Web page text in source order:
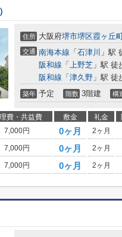
住所 大阪府堺市堺区霞ヶ丘
交通 南海本線 「 石津川 」駅
阪和線 「 上野芝 」駅 徒
阪和線 「 津久野 」駅 徒
築年 予定 階数 3階建 構
費・共益費 敷金 礼金
7,000円 0ヶ月 2ヶ月
7,000円 0ヶ月 2ヶ月
7,000円 0ヶ月 2ヶ月